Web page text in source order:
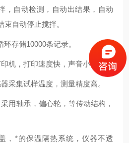
，自动检测，自动出结果，自动
自动停止搅拌。
存储10000条记录。
机，打印速度快，声音小。
采集试样温度，测量精度高。
用轴承，偏心轮，等传动结构，
，*的保温隔热系统，仪器不透